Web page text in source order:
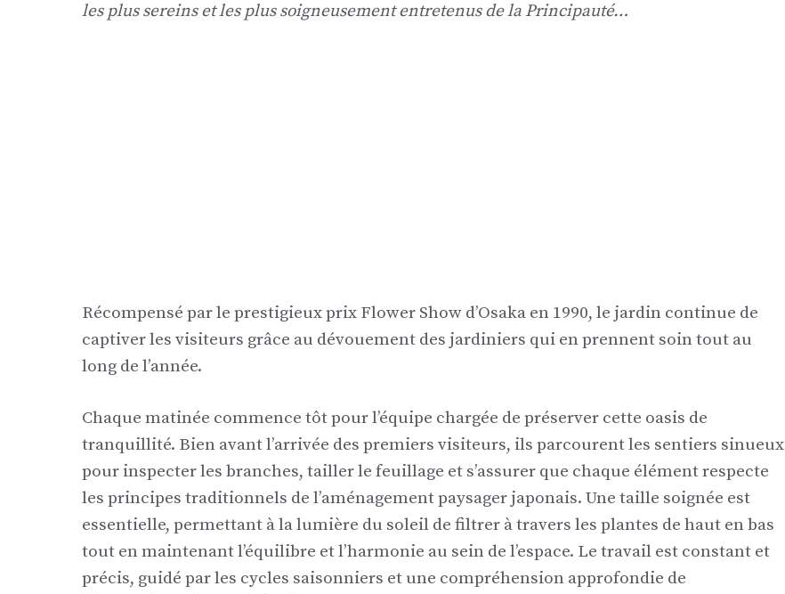
les plus sereins et les plus soigneusement entretenus de la Principauté…
Récompensé par le prestigieux prix Flower Show d’Osaka en 1990, le jardin continue de
captiver les visiteurs grâce au dévouement des jardiniers qui en prennent soin tout au
long de l’année.
Chaque matinée commence tôt pour l’équipe chargée de préserver cette oasis de
tranquillité. Bien avant l’arrivée des premiers visiteurs, ils parcourent les sentiers sinueux
pour inspecter les branches, tailler le feuillage et s’assurer que chaque élément respecte
les principes traditionnels de l’aménagement paysager japonais. Une taille soignée est
essentielle, permettant à la lumière du soleil de filtrer à travers les plantes de haut en bas
tout en maintenant l’équilibre et l’harmonie au sein de l’espace. Le travail est constant et
précis, guidé par les cycles saisonniers et une compréhension approfondie de